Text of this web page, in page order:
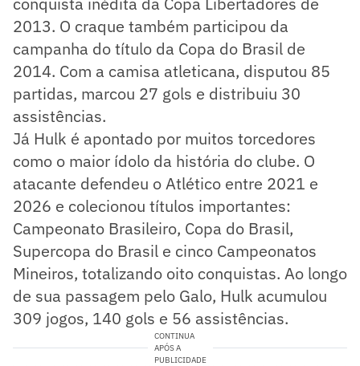
2013. O craque também participou da
campanha do título da Copa do Brasil de
2014. Com a camisa atleticana, disputou 85
partidas, marcou 27 gols e distribuiu 30
assistências.
Já Hulk é apontado por muitos torcedores
como o maior ídolo da história do clube. O
atacante defendeu o Atlético entre 2021 e
2026 e colecionou títulos importantes:
Campeonato Brasileiro, Copa do Brasil,
Supercopa do Brasil e cinco Campeonatos
Mineiros, totalizando oito conquistas. Ao longo
de sua passagem pelo Galo, Hulk acumulou
309 jogos, 140 gols e 56 assistências.
CONTINUA
APÓS A
PUBLICIDADE